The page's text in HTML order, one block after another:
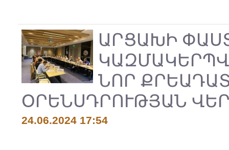
ԱՐՑԱԽԻ
ՆՈՐ
ՕՐԵՆՍԴՐՈՒԹՅԱՆ
24.06.2024 17:54